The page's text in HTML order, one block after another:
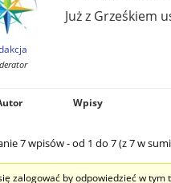
Już z Grześkiem
Wpisy
7 wpisów - od 1 do 7 (z 7 w
zalogować by odpowiedzieć w tym